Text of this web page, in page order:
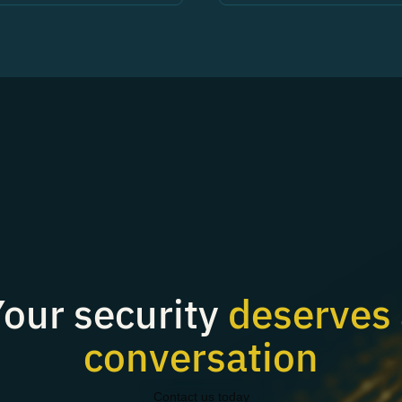
security deserves
conversation
Contact us today